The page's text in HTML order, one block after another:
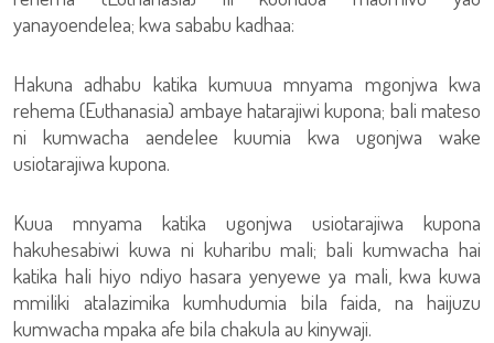
yanayoendelea; kwa sababu kadhaa:
Hakuna adhabu katika kumuua mnyama mgonjwa kwa
rehema (Euthanasia) ambaye hatarajiwi kupona; bali mateso
ni kumwacha aendelee kuumia kwa ugonjwa wake
usiotarajiwa kupona.
Kuua mnyama katika ugonjwa usiotarajiwa kupona
hakuhesabiwi kuwa ni kuharibu mali; bali kumwacha hai
katika hali hiyo ndiyo hasara yenyewe ya mali, kwa kuwa
mmiliki atalazimika kumhudumia bila faida, na haijuzu
kumwacha mpaka afe bila chakula au kinywaji.